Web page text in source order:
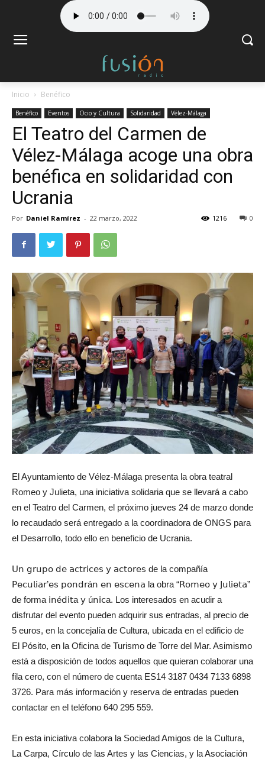
Inicio Benéfico
Benéfico Eventos Ocio y Cultura Solidaridad Vélez-Málaga
El Teatro del Carmen de
Vélez-Málaga acoge una obra
benéfica en solidaridad con
Ucrania
Por Daniel Ramírez - 22 marzo, 2022 0
1216
El Ayuntamiento de Vélez-Málaga presenta la obra teatral
Romeo y Julieta, una iniciativa solidaria que se llevará a cabo
en el Teatro del Carmen, el próximo jueves 24 de marzo donde
lo recaudado será entregado a la coordinadora de ONGS para
el Desarrollo, todo ello en beneficio de Ucrania.
𝖴𝗇 𝗀𝗋𝗎𝗉𝗈 𝖽𝖾 𝖺𝖼𝗍𝗋𝗂𝖼𝖾𝗌 𝗒 𝖺𝖼𝗍𝗈𝗋𝖾𝗌 de la compañía
𝖯𝖾𝖼𝗎𝗅𝗂𝖺𝗋’𝖾𝗌 𝗉𝗈𝗇𝖽𝗋á𝗇 𝖾𝗇 𝖾𝗌𝖼𝖾𝗇𝖺 la obra “𝖱𝗈𝗆𝖾𝗈 𝗒 𝖩𝗎𝗅𝗂𝖾𝗍𝖺”
de forma 𝗂𝗇é𝖽𝗂𝗍a 𝗒 ú𝗇𝗂𝖼a. Los interesados en acudir a
disfrutar del evento pueden adquirir sus entradas, al precio de
5 euros, en la concejalía de Cultura, ubicada en el edificio de
El Pósito, en la Oficina de Turismo de Torre del Mar. Asimismo
está a disposición de todos aquellos que quieran colaborar una
fila cero, con el número de cuenta ES14 3187 0434 7133 6898
3726. Para más información y reserva de entradas pueden
contactar en el teléfono 640 295 559.
En esta iniciativa colabora la Sociedad Amigos de la Cultura,
La Carpa, Círculo de las Artes y las Ciencias, y la Asociación